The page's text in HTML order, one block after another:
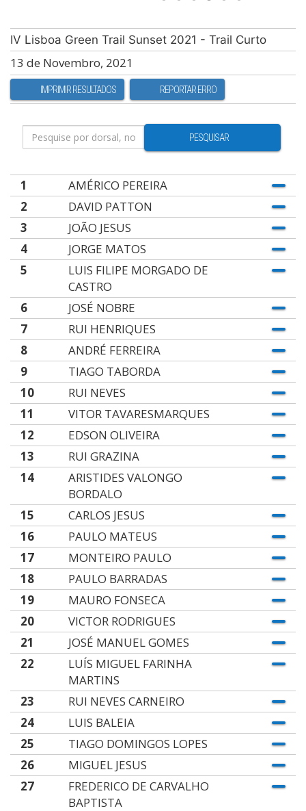
IV Lisboa Green Trail Sunset 2021 - Trail Curto
13 de Novembro, 2021
IMPRIMIR RESULTADOS REPORTAR ERRO
PESQUISAR
1
AMÉRICO PEREIRA
2
DAVID PATTON
3
JOÃO JESUS
4
JORGE MATOS
5
LUIS FILIPE MORGADO DE
CASTRO
6
JOSÉ NOBRE
7
RUI HENRIQUES
8
ANDRÉ FERREIRA
9
TIAGO TABORDA
10
RUI NEVES
11
VITOR TAVARESMARQUES
12
EDSON OLIVEIRA
13
RUI GRAZINA
14
ARISTIDES VALONGO
BORDALO
15
CARLOS JESUS
16
PAULO MATEUS
17
MONTEIRO PAULO
18
PAULO BARRADAS
19
MAURO FONSECA
20
VICTOR RODRIGUES
21
JOSÉ MANUEL GOMES
22
LUÍS MIGUEL FARINHA
MARTINS
23
RUI NEVES CARNEIRO
24
LUIS BALEIA
25
TIAGO DOMINGOS LOPES
26
MIGUEL JESUS
27
FREDERICO DE CARVALHO
BAPTISTA